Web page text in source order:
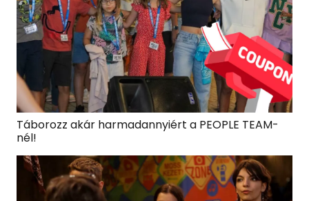
Táborozz akár harmadannyiért a PEOPLE TEAM-
nél!